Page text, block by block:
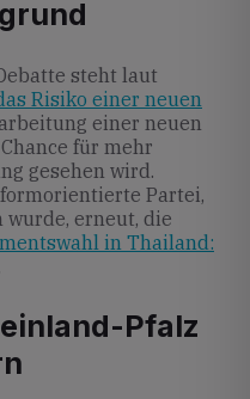
steht laut
Risiko einer neuen
einer neuen
für mehr
gesehen wird.
Partei,
erneut, die
in Thailand:
Pfalz